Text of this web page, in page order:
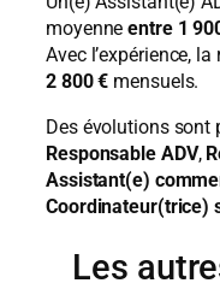
moyenneentre 1
Avec l’expérience,
2 800 € mensuels.
Des évolutions sont
Responsable ADV,
Assistant(e)
Coordinateur(trice)
Les